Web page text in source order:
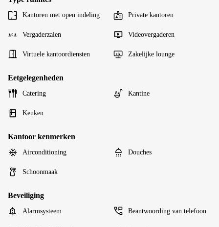
Kantoren met open indeling Private kantoren
Vergaderzalen Videovergaderen
Virtuele kantoordiensten Zakelijke lounge
Eetgelegenheden
Catering Kantine
Keuken
Kantoor kenmerken
Airconditioning Douches
Schoonmaak
Beveiliging
Alarmsysteem Beantwoording van telefoon